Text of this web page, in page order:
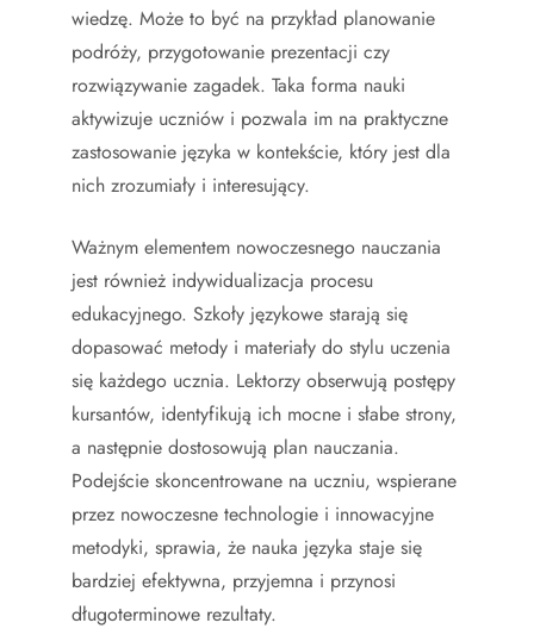
wiedzę. Może to być na przykład planowanie
podróży, przygotowanie prezentacji czy
rozwiązywanie zagadek. Taka forma nauki
aktywizuje uczniów i pozwala im na praktyczne
zastosowanie języka w kontekście, który jest dla
nich zrozumiały i interesujący.
Ważnym elementem nowoczesnego nauczania
jest również indywidualizacja procesu
edukacyjnego. Szkoły językowe starają się
dopasować metody i materiały do stylu uczenia
się każdego ucznia. Lektorzy obserwują postępy
kursantów, identyfikują ich mocne i słabe strony,
a następnie dostosowują plan nauczania.
Podejście skoncentrowane na uczniu, wspierane
przez nowoczesne technologie i innowacyjne
metodyki, sprawia, że nauka języka staje się
bardziej efektywna, przyjemna i przynosi
długoterminowe rezultaty.